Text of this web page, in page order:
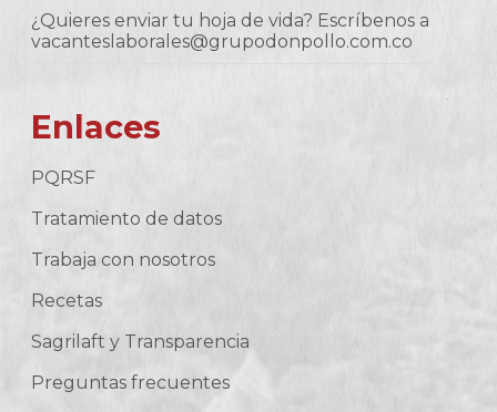
¿Quieres enviar tu hoja de vida? Escríbenos a
vacanteslaborales@grupodonpollo.com.co
Enlaces
PQRSF
Tratamiento de datos
Trabaja con nosotros
Recetas
Sagrilaft y Transparencia
Preguntas frecuentes